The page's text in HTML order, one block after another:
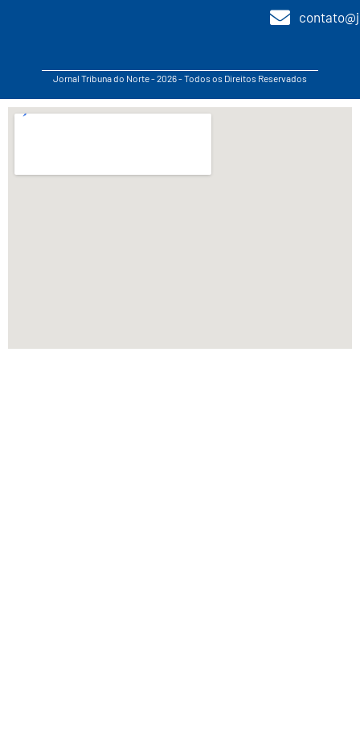
Jornal Tribuna do Norte - 2026 - Todos os Direitos Reservados